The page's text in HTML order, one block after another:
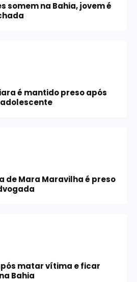
somem na Bahia, jovem é
é mantido preso após
de Mara Maravilha é preso
matar vítima e ficar
Bahia